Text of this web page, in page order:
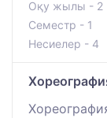
Оқу жылы - 2
Семестр - 1
Несиелер - 4